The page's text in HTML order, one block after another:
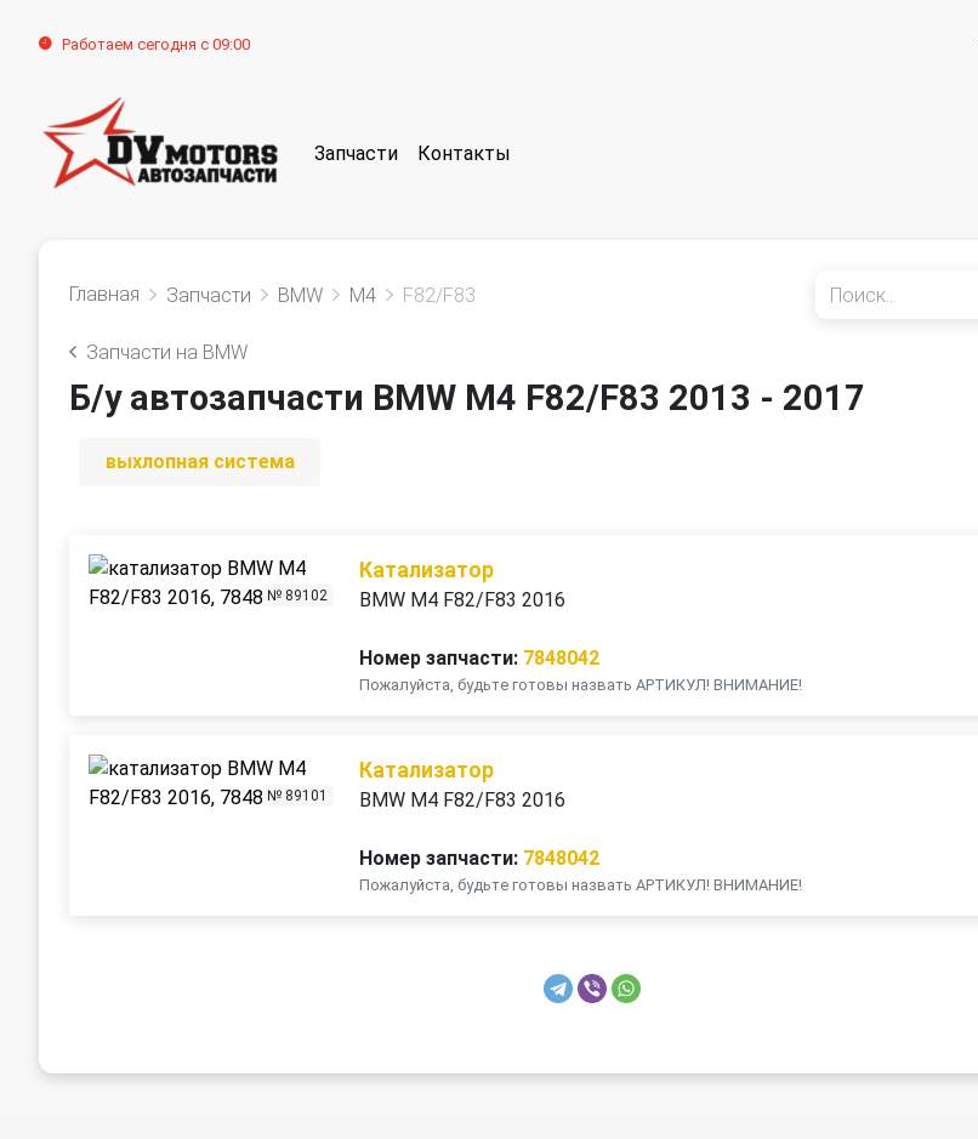
Работаем сегодня с 09:00
Запчасти Контакты
Главная Запчасти BMW M4 F82/F83
Запчасти на BMW
Б/у автозапчасти BMW M4 F82/F83 2013 - 2017
выхлопная система
№ 89102
Катализатор
BMW M4 F82/F83 2016
Номер запчасти: 7848042
Пожалуйста, будьте готовы назвать АРТИКУЛ! ВНИМАНИЕ!
№ 89101
Катализатор
BMW M4 F82/F83 2016
Номер запчасти: 7848042
Пожалуйста, будьте готовы назвать АРТИКУЛ! ВНИМАНИЕ!